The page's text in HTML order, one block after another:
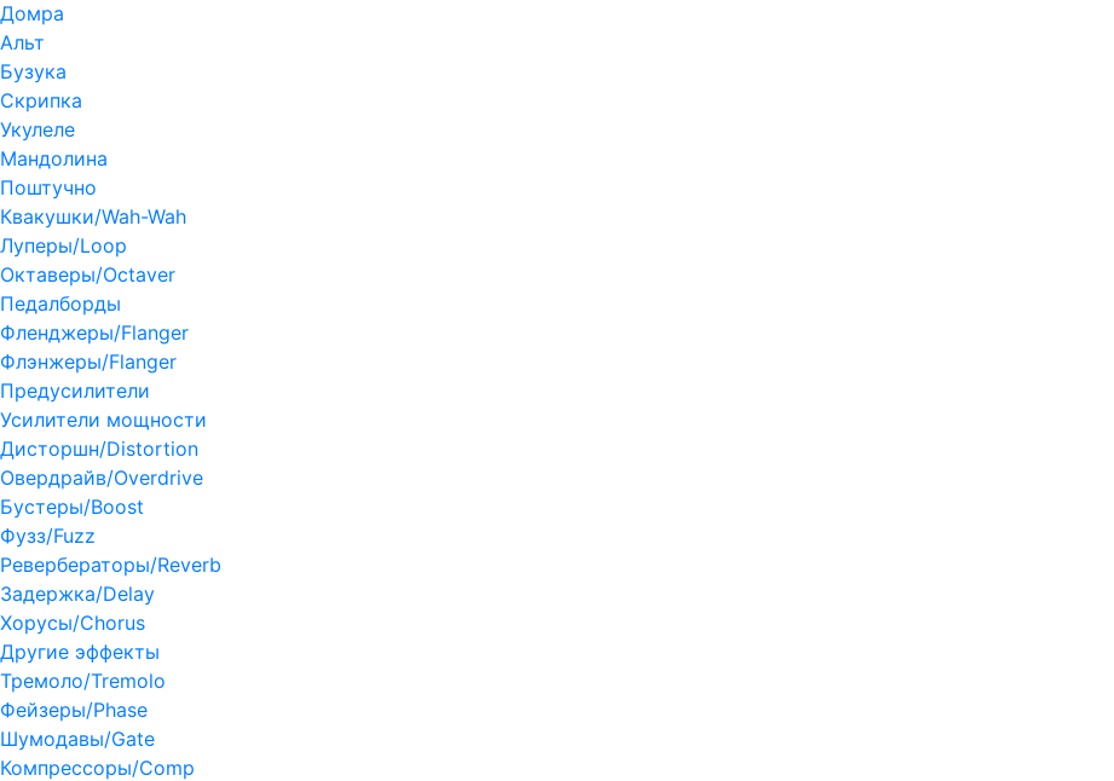
Домра
Альт
Бузука
Скрипка
Укулеле
Мандолина
Поштучно
Квакушки/Wah-Wah
Луперы/Loop
Октаверы/Octaver
Педалборды
Фленджеры/Flanger
Флэнжеры/Flanger
Предусилители
Усилители мощности
Дисторшн/Distortion
Овердрайв/Overdrive
Бустеры/Boost
Фузз/Fuzz
Ревербераторы/Reverb
Задержка/Delay
Хорусы/Chorus
Другие эффекты
Тремоло/Tremolo
Фейзеры/Phase
Шумодавы/Gate
Компрессоры/Comp